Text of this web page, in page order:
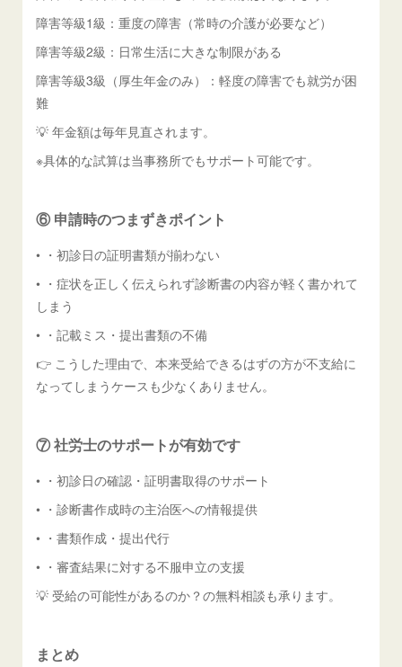
障害等級1級：重度の障害（常時の介護が必要など）
障害等級2級：日常生活に大きな制限がある
障害等級3級（厚生年金のみ）：軽度の障害でも就労が困
難
💡 年金額は毎年見直されます。
※具体的な試算は当事務所でもサポート可能です。
⑥ 申請時のつまずきポイント
• ・初診日の証明書類が揃わない
• ・症状を正しく伝えられず診断書の内容が軽く書かれて
しまう
• ・記載ミス・提出書類の不備
👉 こうした理由で、本来受給できるはずの方が不支給に
なってしまうケースも少なくありません。
⑦ 社労士のサポートが有効です
• ・初診日の確認・証明書取得のサポート
• ・診断書作成時の主治医への情報提供
• ・書類作成・提出代行
• ・審査結果に対する不服申立の支援
💡 受給の可能性があるのか？の無料相談も承ります。
まとめ